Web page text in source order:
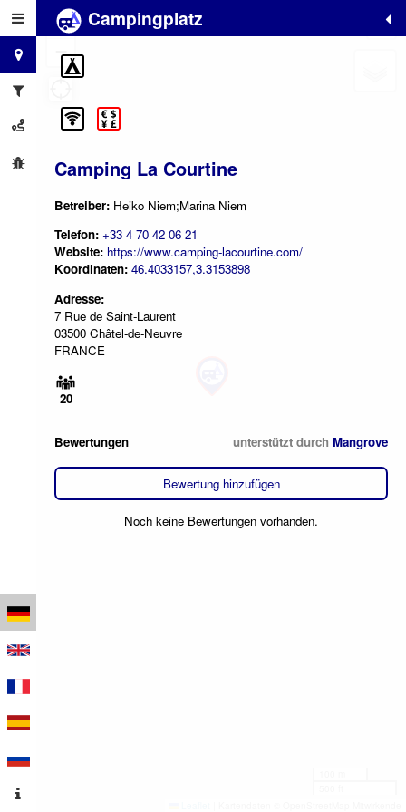
Campingplatz
Camping La Courtine
Betreiber: Heiko Niem;Marina Niem
Telefon: +33 4 70 42 06 21
Website: https://www.camping-lacourtine.com/
Koordinaten: 46.4033157,3.3153898
Adresse:
7 Rue de Saint-Laurent
03500 Châtel-de-Neuvre
FRANCE
20
Bewertungen unterstützt durch Mangrove
Bewertung hinzufügen
Noch keine Bewertungen vorhanden.
+
−